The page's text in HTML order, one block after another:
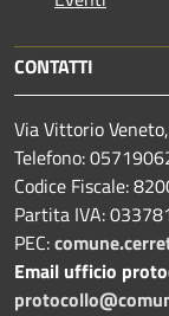
CONTATTI
Via Vittorio
Telefono:
Codice Fiscale:
Partita IVA:
PEC:
Email ufficio